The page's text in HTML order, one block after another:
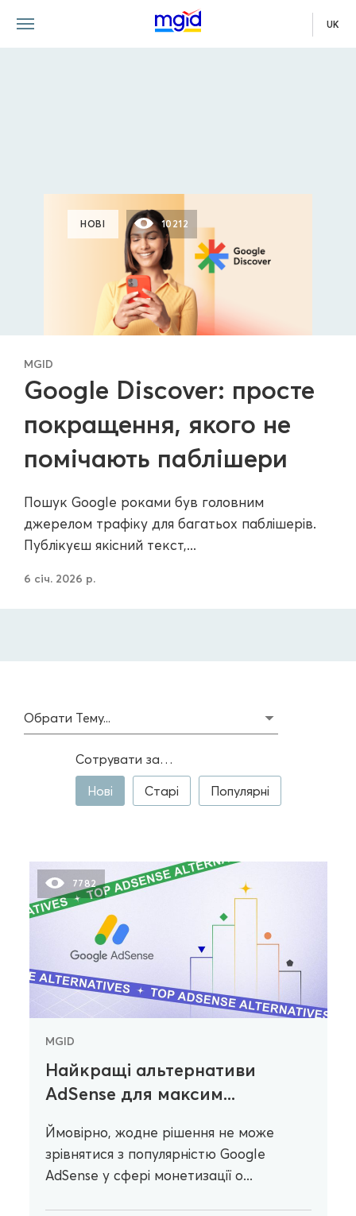
UK
НОВІ 10212
MGID
Google Discover: просте
покращення, якого не
помічають паблішери
Пошук Google роками був головним
джерелом трафіку для багатьох паблішерів.
Публікуєш якісний текст,...
6 січ. 2026 р.
Обрати Тему...
Сотрувати за…
Нові
Старі Популярні
7782
MGID
Найкращі альтернативи
AdSense для максим...
Ймовірно, жодне рішення не може
зрівнятися з популярністю Google
AdSense у сфері монетизації о...